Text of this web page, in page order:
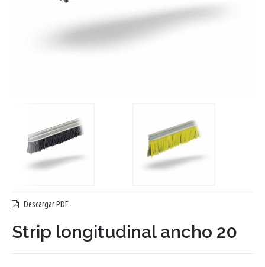
Descargar PDF
Strip longitudinal ancho 20